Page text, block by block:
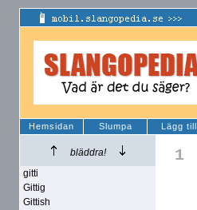
Hemsidan Slumpa Lägg till
bläddra!
gitti
Gittig
Gittish
1